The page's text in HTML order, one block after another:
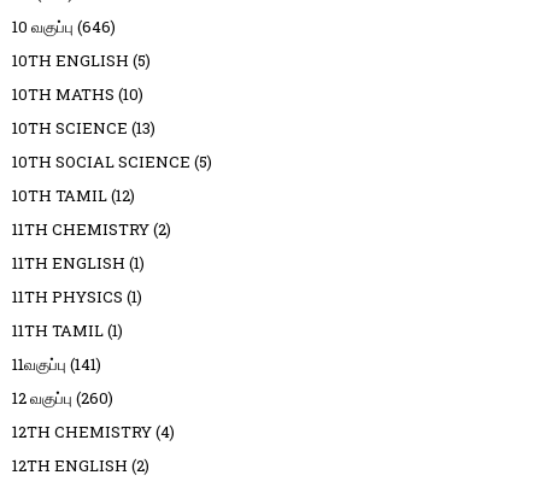
10 வகுப்பு (646)
10TH ENGLISH (5)
10TH MATHS (10)
10TH SCIENCE (13)
10TH SOCIAL SCIENCE (5)
10TH TAMIL(12)
11TH CHEMISTRY(2)
11TH ENGLISH (1)
11TH PHYSICS (1)
11TH TAMIL(1)
11வகுப்பு (141)
12 வகுப்பு (260)
12TH CHEMISTRY(4)
12TH ENGLISH (2)